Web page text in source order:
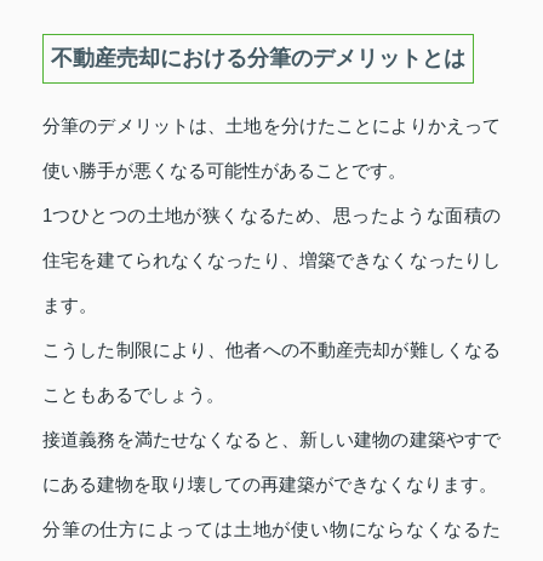
不動産売却における分筆のデメリットとは
分筆のデメリットは、土地を分けたことによりかえって
使い勝手が悪くなる可能性があることです。
1つひとつの土地が狭くなるため、思ったような面積の
住宅を建てられなくなったり、増築できなくなったりし
ます。
こうした制限により、他者への不動産売却が難しくなる
こともあるでしょう。
接道義務を満たせなくなると、新しい建物の建築やすで
にある建物を取り壊しての再建築ができなくなります。
分筆の仕方によっては土地が使い物にならなくなるた